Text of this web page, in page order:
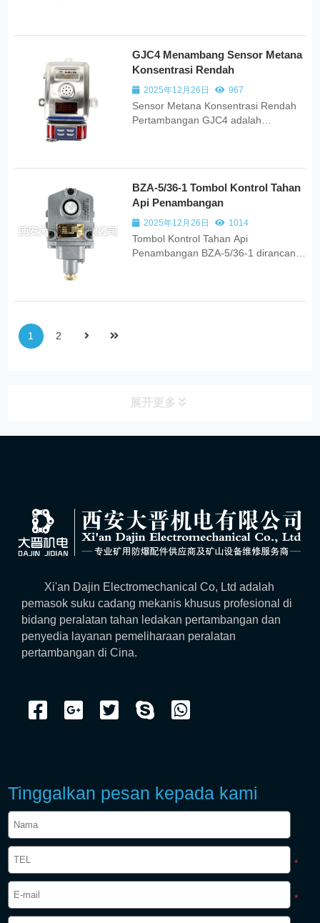
GJC4 Menambang Sensor Metana
Konsentrasi Rendah
2025年12月26日 967
Sensor Metana Konsentrasi Rendah
Pertambangan GJC4 adalah
melebihi batas.
BZA-5/36-1 Tombol Kontrol Tahan
Api Penambangan
2025年12月26日 1014
Tombol Kontrol Tahan Api
Penambangan BZA-5/36-1 dirancang
1 2
展开更多
Xi'an Dajin Electromechanical Co, Ltd adalah
pemasok suku cadang mekanis khusus profesional di
bidang peralatan tahan ledakan pertambangan dan
penyedia layanan pemeliharaan peralatan
pertambangan di Cina.
Tinggalkan pesan kepada kami
*
*